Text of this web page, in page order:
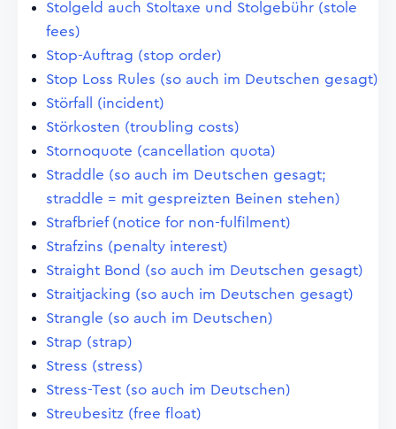
Stolgeld auch Stoltaxe und Stolgebühr (stole
fees)
Stop-Auftrag (stop order)
Stop Loss Rules (so auch im Deutschen gesagt)
Störfall (incident)
Störkosten (troubling costs)
Stornoquote (cancellation quota)
Straddle (so auch im Deutschen gesagt;
straddle = mit gespreizten Beinen stehen)
Strafbrief (notice for non-fulfilment)
Strafzins (penalty interest)
Straight Bond (so auch im Deutschen gesagt)
Straitjacking (so auch im Deutschen gesagt)
Strangle (so auch im Deutschen)
Strap (strap)
Stress (stress)
Stress-Test (so auch im Deutschen)
Streubesitz (free float)